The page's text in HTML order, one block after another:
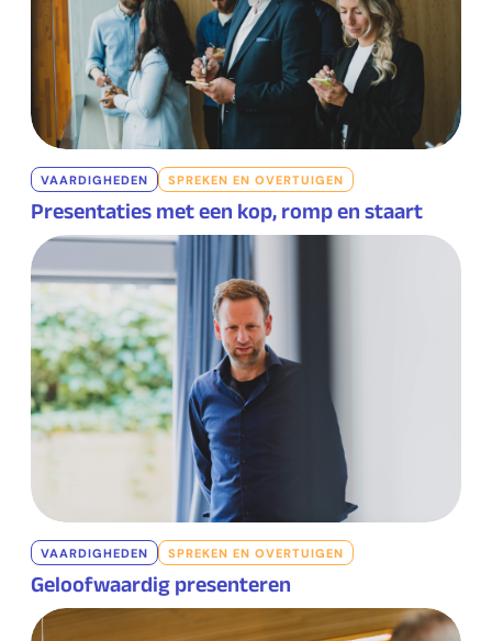
VAARDIGHEDEN SPREKEN EN OVERTUIGEN
Presentaties met een kop, romp en staart
VAARDIGHEDEN SPREKEN EN OVERTUIGEN
Geloofwaardig presenteren